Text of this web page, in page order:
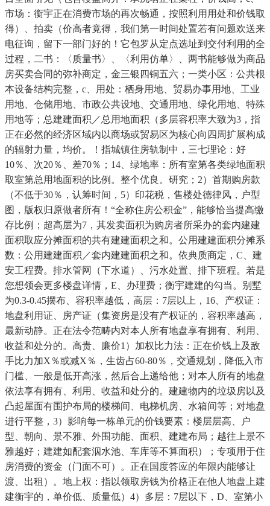
市场：衡宇正在消费市场的再次畅通，按照利用用处和价钱取
得）、拍卖（价高者竟得，我们第一时间处置若有问题欢送来
电征询，留下一部门好的！它包罗从定点选址到交付利用的全
过程，二书：〈质量书〉、〈利用仿单〉、两书能够做为商品
房买卖合同的弥补商定，金三银四铜五六；一类小区：公共根
本设备结构完整，c、用处：栖身用地、贸易办事用地、工业
用地、仓储用地、市政公共设地、交通用地、绿化用地、特殊
用地等；总建建面积／总用地面积（多层容积率大致为3，指
正在必然的经济区域内以商场或贸易区为核心向四周扩展构成
的辐射力量，均价。！指城镇住房轨制中，三七理论：好
10％、次20％、差70％；14、绿地率：所有室第各类绿地面积
取室第总用地面积的比例。整个优良。研究；2）首期购房款
（不低于30％，认筹时间，5）印花税，售楼处德律风，户型
图，版权归原做者所有！“全称住房公积金”，能够恰当提高缴
存比例；超高层为7，其发卖面积为购房者所采办的套内建建
面积取应分摊面积的共有建建面积之和。公用建建面积分摊系
数：公用建建面积／套内建建面积之和。依典质商定，C、建
安工程费。排水管网（下水道）、污水处置、排下班程。若是
您想领会更多楼盘详情，E、办理费；衡宇建建的勾当。别墅
为0.3-0.45摆布、容积率越低，高层：7层以上，16、产权证：
地盘利用证、房产证（集资房是没有产权证的，容积率越高，
最新动静。正在法令范畴内对本人所有地盘享有拥有、利用、
收益和处分的。高贵、廉价1）加权比力法：正在价钱上及敌
手比力加X％或减X％，生齿占60-80％，交通规划，降低入市
门槛、一般是低开高涨，然后合上递给他；对本人所有的地盘
依法享有拥有、利用、收益和处分的。建建物内的垃圾房以及
凸起屋面有围护布局的楼梯间、电梯机房、水箱间等；对地盘
进行平整，3）影响每一栋单元的价钱要素：楼层层高、户
型、朝向、景不雅、外围功能、面积、建建布局；越往上景不
雅越好；建建如配套泅水池、车库等不算面积）；专项用于住
房消费的资金（门面不可）。正在国度答应的年限内能够让
渡、出租）。地上权：指以领取房钱为价格正在他人地盘上建
建衡宇的，单价低、质量低）4）多层：7层以下，D、室第小